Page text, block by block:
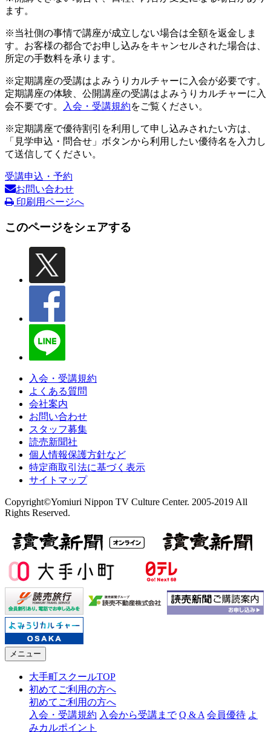
ます。
※当社側の事情で講座が成立しない場合は全額を返金しま
す。お客様の都合でお申し込みをキャンセルされた場合は、
所定の手数料を承ります。
※定期講座の受講はよみうりカルチャーに入会が必要です。
定期講座の体験、公開講座の受講はよみうりカルチャーに入
会不要です。
入会・受講規約をご覧ください。
※定期講座で優待割引を利用して申し込みされたい方は、
「見学申込・問合せ」ボタンから利用したい優待名を入力し
て送信してください。
受講申込・予約
お問い合わせ
印刷用ページへ
このページをシェアする
入会・受講規約
よくある質問
会社案内
お問い合わせ
スタッフ募集
読売新聞社
個人情報保護方針など
特定商取引法に基づく表示
サイトマップ
Copyright©Yomiuri Nippon TV Culture Center. 2005-2019 All
Rights Reserved.
メニュー
大手町スクールTOP
初めてご利用の方へ
初めてご利用の方へ
入会・受講規約 入会から受講まで Q & A 会員優待 よ
みカルポイント